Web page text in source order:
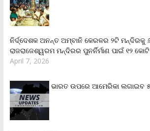
ନିର୍ଦ୍ଦେଶକ ଅନନ୍ତ ଅମ୍ବାନି କେରଳର ୨ଟି ମନ୍ଦିରକୁ
ରାଜରାଜେଶ୍ୱରମ ମନ୍ଦିରର ପୁନର୍ନିର୍ମାଣ ପାଇଁ ୧୨ କୋଟି
April 7, 2026
ଭାରତ ଉପରେ ଆମେରିକା ଲଗାଇବ